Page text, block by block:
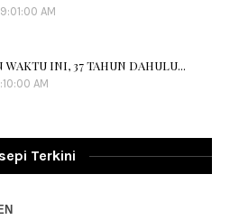
AM
INI, 37 TAHUN DAHULU...
AM
Terkini